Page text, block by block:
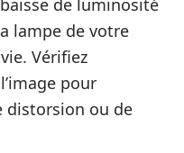
lampe de votre
Vérifiez
pour
distorsion ou de